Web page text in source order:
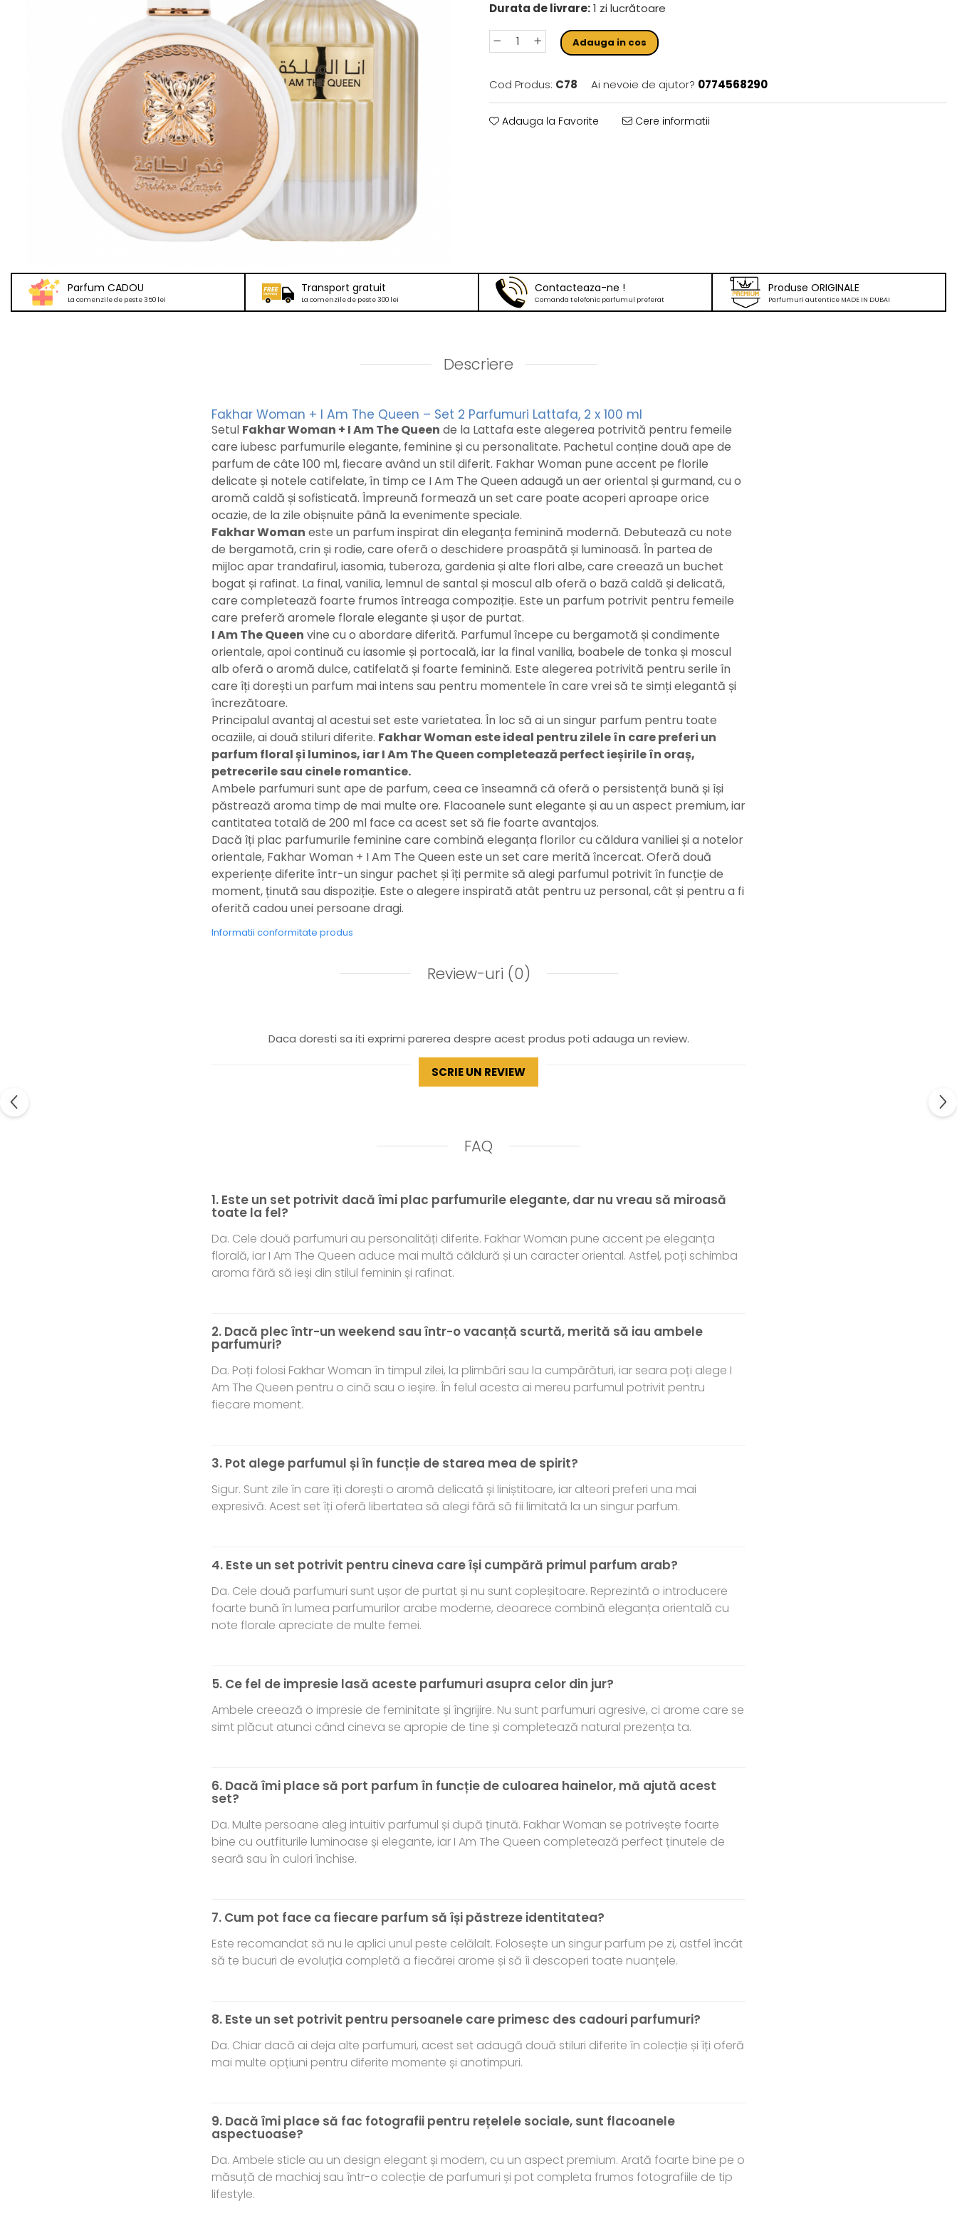
Durata de livrare:1 zi lucrătoare
Adauga in cos
Cod Produs: C78 Ai nevoie de ajutor? 0774568290
Adauga la Favorite Cere informatii
Parfum CADOU
La comenzile de peste 350 lei
Transport gratuit
La comenzile de peste 300 lei
Contacteaza-ne !
Comanda telefonic parfumul preferat
Produse ORIGINALE
Parfumuri autentice MADE IN DUBAI
Descriere
Fakhar Woman + I Am The Queen – Set 2 Parfumuri Lattafa, 2 x 100 ml
Setul Fakhar Woman + I Am The Queen de la Lattafa este alegerea potrivită pentru femeile
care iubesc parfumurile elegante, feminine și cu personalitate. Pachetul conține două ape de
parfum de câte 100 ml, fiecare având un stil diferit. Fakhar Woman pune accent pe florile
delicate și notele catifelate, în timp ce I Am The Queen adaugă un aer oriental și gurmand, cu o
aromă caldă și sofisticată. Împreună formează un set care poate acoperi aproape orice
ocazie, de la zile obișnuite până la evenimente speciale.
Fakhar Woman este un parfum inspirat din eleganța feminină modernă. Debutează cu note
de bergamotă, crin și rodie, care oferă o deschidere proaspătă și luminoasă. În partea de
mijloc apar trandafirul, iasomia, tuberoza, gardenia și alte flori albe, care creează un buchet
bogat și rafinat. La final, vanilia, lemnul de santal și moscul alb oferă o bază caldă și delicată,
care completează foarte frumos întreaga compoziție. Este un parfum potrivit pentru femeile
care preferă aromele florale elegante și ușor de purtat.
I Am The Queen vine cu o abordare diferită. Parfumul începe cu bergamotă și condimente
orientale, apoi continuă cu iasomie și portocală, iar la final vanilia, boabele de tonka și moscul
alb oferă o aromă dulce, catifelată și foarte feminină. Este alegerea potrivită pentru serile în
care îți dorești un parfum mai intens sau pentru momentele în care vrei să te simți elegantă și
încrezătoare.
Principalul avantaj al acestui set este varietatea. În loc să ai un singur parfum pentru toate
ocaziile, ai două stiluri diferite. Fakhar Woman este ideal pentru zilele în care preferi un
parfum floral și luminos, iar I Am The Queen completează perfect ieșirile în oraș,
petrecerile sau cinele romantice.
Ambele parfumuri sunt ape de parfum, ceea ce înseamnă că oferă o persistență bună și își
păstrează aroma timp de mai multe ore. Flacoanele sunt elegante și au un aspect premium, iar
cantitatea totală de 200 ml face ca acest set să fie foarte avantajos.
Dacă îți plac parfumurile feminine care combină eleganța florilor cu căldura vaniliei și a notelor
orientale, Fakhar Woman + I Am The Queen este un set care merită încercat. Oferă două
experiențe diferite într-un singur pachet și îți permite să alegi parfumul potrivit în funcție de
moment, ținută sau dispoziție. Este o alegere inspirată atât pentru uz personal, cât și pentru a fi
oferită cadou unei persoane dragi.
Informatii conformitate produs
Review-uri (0)
Daca doresti sa iti exprimi parerea despre acest produs poti adauga un review.
SCRIE UN REVIEW
FAQ
1. Este un set potrivit dacă îmi plac parfumurile elegante, dar nu vreau să miroasă
toate la fel?
Da. Cele două parfumuri au personalități diferite. Fakhar Woman pune accent pe eleganța
florală, iar I Am The Queen aduce mai multă căldură și un caracter oriental. Astfel, poți schimba
aroma fără să ieși din stilul feminin și rafinat.
2. Dacă plec într-un weekend sau într-o vacanță scurtă, merită să iau ambele
parfumuri?
Da. Poți folosi Fakhar Woman în timpul zilei, la plimbări sau la cumpărături, iar seara poți alege I
Am The Queen pentru o cină sau o ieșire. În felul acesta ai mereu parfumul potrivit pentru
fiecare moment.
3. Pot alege parfumul și în funcție de starea mea de spirit?
Sigur. Sunt zile în care îți dorești o aromă delicată și liniștitoare, iar alteori preferi una mai
expresivă. Acest set îți oferă libertatea să alegi fără să fii limitată la un singur parfum.
4. Este un set potrivit pentru cineva care își cumpără primul parfum arab?
Da. Cele două parfumuri sunt ușor de purtat și nu sunt copleșitoare. Reprezintă o introducere
foarte bună în lumea parfumurilor arabe moderne, deoarece combină eleganța orientală cu
note florale apreciate de multe femei.
5. Ce fel de impresie lasă aceste parfumuri asupra celor din jur?
Ambele creează o impresie de feminitate și îngrijire. Nu sunt parfumuri agresive, ci arome care se
simt plăcut atunci când cineva se apropie de tine și completează natural prezența ta.
6. Dacă îmi place să port parfum în funcție de culoarea hainelor, mă ajută acest
set?
Da. Multe persoane aleg intuitiv parfumul și după ținută. Fakhar Woman se potrivește foarte
bine cu outfiturile luminoase și elegante, iar I Am The Queen completează perfect ținutele de
seară sau în culori închise.
7. Cum pot face ca fiecare parfum să își păstreze identitatea?
Este recomandat să nu le aplici unul peste celălalt. Folosește un singur parfum pe zi, astfel încât
să te bucuri de evoluția completă a fiecărei arome și să îi descoperi toate nuanțele.
8. Este un set potrivit pentru persoanele care primesc des cadouri parfumuri?
Da. Chiar dacă ai deja alte parfumuri, acest set adaugă două stiluri diferite în colecție și îți oferă
mai multe opțiuni pentru diferite momente și anotimpuri.
9. Dacă îmi place să fac fotografii pentru rețelele sociale, sunt flacoanele
aspectuoase?
Da. Ambele sticle au un design elegant și modern, cu un aspect premium. Arată foarte bine pe o
măsuță de machiaj sau într-o colecție de parfumuri și pot completa frumos fotografiile de tip
lifestyle.